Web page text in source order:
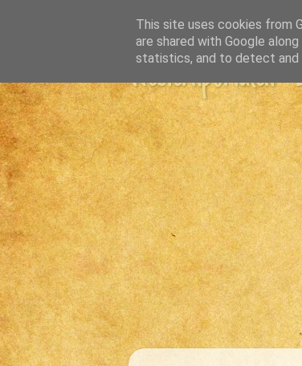
Westernportalen -
This site uses cookies from
are shared with Google
statistics, and to detect and